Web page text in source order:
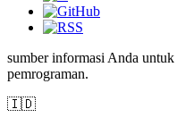
sumber informasi Anda untuk
pemrograman.
🇮🇩